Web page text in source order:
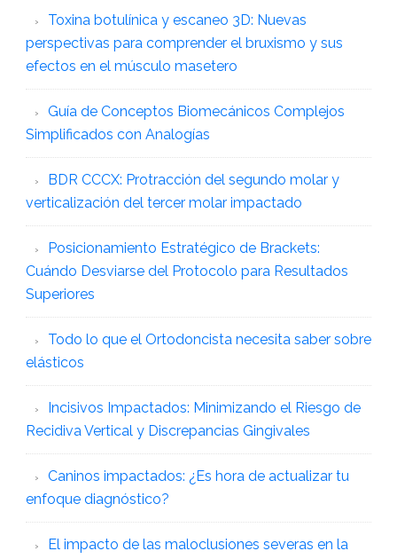
Toxina botulínica y escaneo 3D: Nuevas
perspectivas para comprender el bruxismo y sus
efectos en el músculo masetero
Guía de Conceptos Biomecánicos Complejos
Simplificados con Analogías
BDR CCCX: Protracción del segundo molar y
verticalización del tercer molar impactado
Posicionamiento Estratégico de Brackets:
Cuándo Desviarse del Protocolo para Resultados
Superiores
Todo lo que el Ortodoncista necesita saber sobre
elásticos
Incisivos Impactados: Minimizando el Riesgo de
Recidiva Vertical y Discrepancias Gingivales
Caninos impactados: ¿Es hora de actualizar tu
enfoque diagnóstico?
El impacto de las maloclusiones severas en la